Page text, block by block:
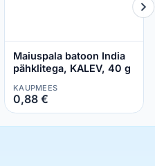
Maiuspala batoon India
pähklitega​, KALEV, 40 g
KAUPMEES
0,88 €